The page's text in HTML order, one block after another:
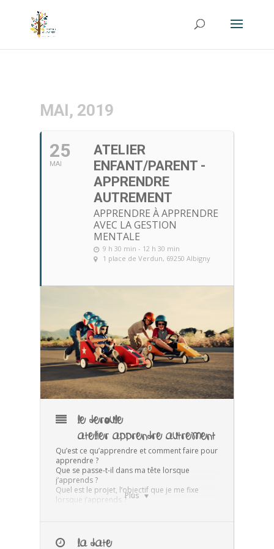
MAI, 2019
25
MAI
ATELIER
ENFANT/PARENT -
APPRENDRE
AUTREMENT
APPRENDRE À APPRENDRE
AVEC LA GESTION
MENTALE
9 h 30 min - 12 h 30 min
1 place de Verdun, 69250 Albigny
Plus
LE DEROULE
ATELIER APPRENDRE AUTREMENT
Qu’est ce qu’apprendre et comment faire pour
apprendre ?
Que se passe-t-il dans ma tête lorsque
j’apprends ?
Quel est le projet, l’objectif que je me fixe
lorsque j’apprends ?
cerveau via des exercices courts et ludiques et
LA DATE